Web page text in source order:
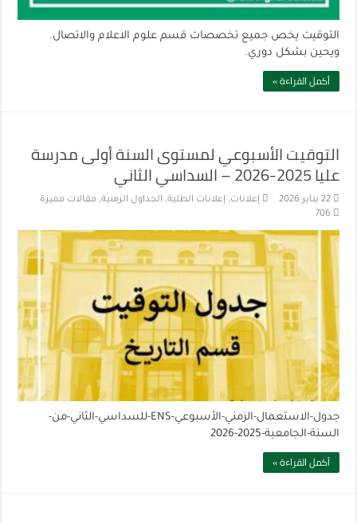
التوقيت يخص جميع تخصصات قسم علوم الاعلام والاتصال.
ويحين بشكل دوري.
أكمل القراءة »
التوقيت الأسبوعي لمستوى السنة أولى مدرسة
عليا 2025-2026 – السداسي الثاني
22 يناير 2026 إعلانات, إعلانات الطلبة, الجداول الزمنية, مقالات مميزة
706
جدول-الاستعمال-الزمني-الأسبوعي-ENS-للسداسي-الثاني-من-
السنة-الجامعية-2025-2026
أكمل القراءة »